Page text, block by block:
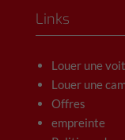
Links
Louer une
Louer une
Offres
empreinte